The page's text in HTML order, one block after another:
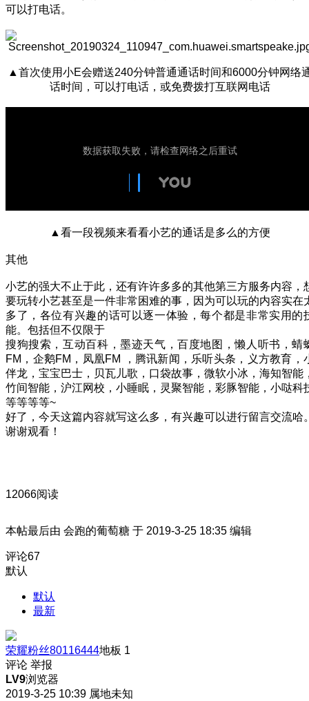
可以打电话。
▲首次使用小E会赠送240分钟普通通话时间和6000分钟网络
话时间，可以打电话，或免费拨打互联网电话
▲看一段视频来看看小艺的通话是多么的方便
其他
小艺的强大不止于此，还有许许多多的其他第三方服务内容，
要玩转小艺甚至是一件非常困难的事，因为可以玩的内容实在
多了，各位有兴趣的话可以逐一体验，每个都是非常实用的
能。包括但不仅限于
搜狗搜索，互动百科，墨迹天气，百度地图，懒人听书，蜻
FM，企鹅FM，凤凰FM ，腾讯新闻，乐听头条，义方教育，
伴龙，宝宝巴士，贝瓦儿歌，口袋故事，微软小冰，海知智能
竹间智能，沪江网校，小睡眠，灵聚智能，彩豚智能，小哒科
等等等等~
好了，今天这篇内容就写这么多，有兴趣可以进行留言交流哈
谢谢观看！
12066阅读
本帖最后由 会跑的葡萄糖 于 2019-3-25 18:35 编辑
评论67
默认
默认
最新
荣耀粉丝80116444地板 1
评论 举报
LV9浏览器
2019-3-25 10:39 属地未知